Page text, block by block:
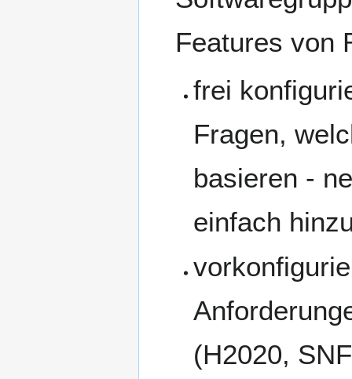
Features von
frei
Fragen,
basieren -
einfach
(H2020,